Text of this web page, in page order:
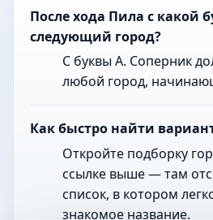
После хода Пила с какой
следующий город?
С буквы А. Соперник
любой город,
Как быстро найти
Откройте подборку
ссылке выше — там
список, в котором
знакомое название.